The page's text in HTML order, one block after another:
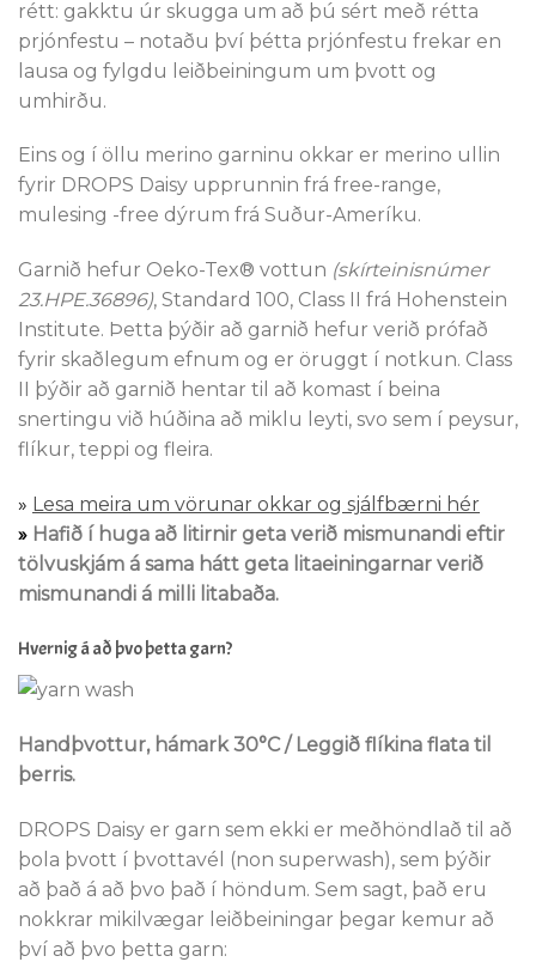
rétt: gakktu úr skugga um að þú sért með rétta
prjónfestu – notaðu því þétta prjónfestu frekar en
lausa og fylgdu leiðbeiningum um þvott og
umhirðu.
Eins og í öllu merino garninu okkar er merino ullin
fyrir DROPS Daisy upprunnin frá free-range,
mulesing -free dýrum frá Suður-Ameríku.
Garnið hefur Oeko-Tex® vottun (skírteinisnúmer
23.HPE.36896), Standard 100, Class II frá Hohenstein
Institute. Þetta þýðir að garnið hefur verið prófað
fyrir skaðlegum efnum og er öruggt í notkun. Class
II þýðir að garnið hentar til að komast í beina
snertingu við húðina að miklu leyti, svo sem í peysur,
flíkur, teppi og fleira.
» Lesa meira um vörunar okkar og sjálfbærni hér
» Hafið í huga að litirnir geta verið mismunandi eftir
tölvuskjám á sama hátt geta litaeiningarnar verið
mismunandi á milli litabaða.
Hvernig á að þvo þetta garn?
Handþvottur, hámark 30°C / Leggið flíkina flata til
þerris.
DROPS Daisy er garn sem ekki er meðhöndlað til að
þola þvott í þvottavél (non superwash), sem þýðir
að það á að þvo það í höndum. Sem sagt, það eru
nokkrar mikilvægar leiðbeiningar þegar kemur að
því að þvo þetta garn: